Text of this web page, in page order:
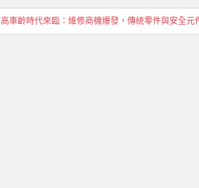
高車齡時代來臨：維修商機爆發，傳統零件與安全元